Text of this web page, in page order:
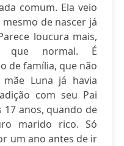
comum. Ela veio
de nascer já
loucura mais,
que normal. É
de família, que não
Luna já havia
com seu Pai
17 anos, quando de
marido rico. Só
um ano antes de ir